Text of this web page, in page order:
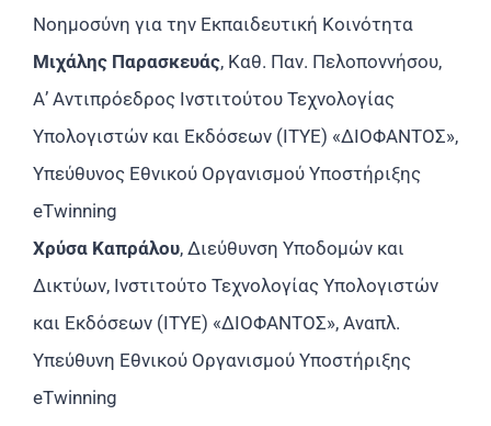
Νοημοσύνη για την Εκπαιδευτική Κοινότητα
Μιχάλης Παρασκευάς, Καθ. Παν. Πελοποννήσου,
Α’ Αντιπρόεδρος Ινστιτούτου Τεχνολογίας
Υπολογιστών και Εκδόσεων (ΙΤΥΕ) «ΔΙΟΦΑΝΤΟΣ»,
Υπεύθυνος Εθνικού Οργανισμού Υποστήριξης
eTwinning
Χρύσα Καπράλου, Διεύθυνση Υποδομών και
Δικτύων, Ινστιτούτο Τεχνολογίας Υπολογιστών
και Εκδόσεων (ΙΤΥΕ) «ΔΙΟΦΑΝΤΟΣ», Αναπλ.
Υπεύθυνη Εθνικού Οργανισμού Υποστήριξης
eTwinning